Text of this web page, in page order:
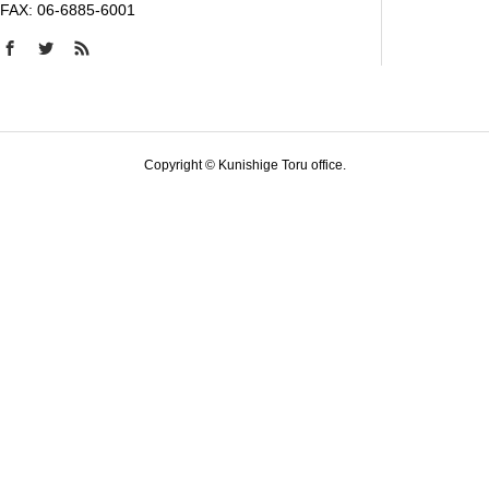
FAX: 06-6885-6001
Copyright © Kunishige Toru office.